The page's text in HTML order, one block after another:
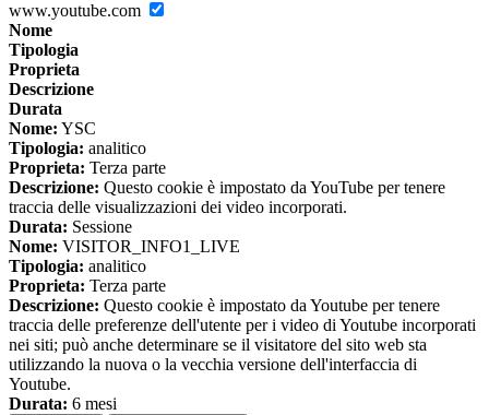
www.youtube.com
Nome
Tipologia
Proprieta
Descrizione
Durata
Nome: YSC
Tipologia: analitico
Proprieta: Terza parte
Descrizione: Questo cookie è impostato da YouTube per tenere
traccia delle visualizzazioni dei video incorporati.
Durata: Sessione
Nome: VISITOR_INFO1_LIVE
Tipologia: analitico
Proprieta: Terza parte
Descrizione: Questo cookie è impostato da Youtube per tenere
traccia delle preferenze dell'utente per i video di Youtube incorporati
nei siti; può anche determinare se il visitatore del sito web sta
utilizzando la nuova o la vecchia versione dell'interfaccia di
Youtube.
Durata: 6 mesi